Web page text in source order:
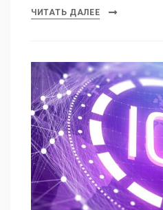
ЧИТАТЬ ДАЛЕЕ